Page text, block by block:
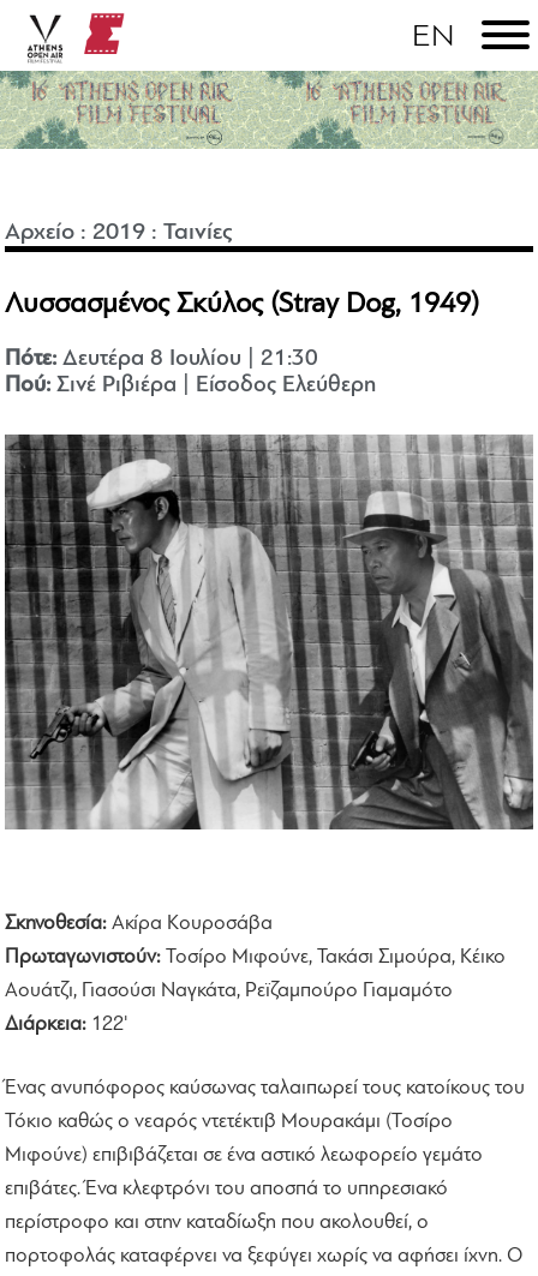
Αρχείο :2019 :Ταινίες
Λυσσασμένος Σκύλος (Stray Dog, 1949)
Πότε: Δευτέρα 8 Ιουλίου | 21:30
Πού: Σινέ Ριβιέρα | Είσοδος Ελεύθερη
Σκηνοθεσία:Ακίρα Κουροσάβα
Πρωταγωνιστούν:
Τοσίρο Μιφούνε, Τακάσι Σιμούρα, Κέικο
Αουάτζι, Γιασούσι Ναγκάτα, Ρεϊζαμπούρο Γιαμαμότο
Διάρκεια: 122'
Ένας ανυπόφορος καύσωνας ταλαιπωρεί τους κατοίκους του
Τόκιο καθώς ο νεαρός ντετέκτιβ Μουρακάμι (Τοσίρο
Μιφούνε) επιβιβάζεται σε ένα αστικό λεωφορείο γεμάτο
επιβάτες. Ένα κλεφτρόνι του αποσπά το υπηρεσιακό
περίστροφο και στην καταδίωξη που ακολουθεί, ο
πορτοφολάς καταφέρνει να ξεφύγει χωρίς να αφήσει ίχνη. Ο